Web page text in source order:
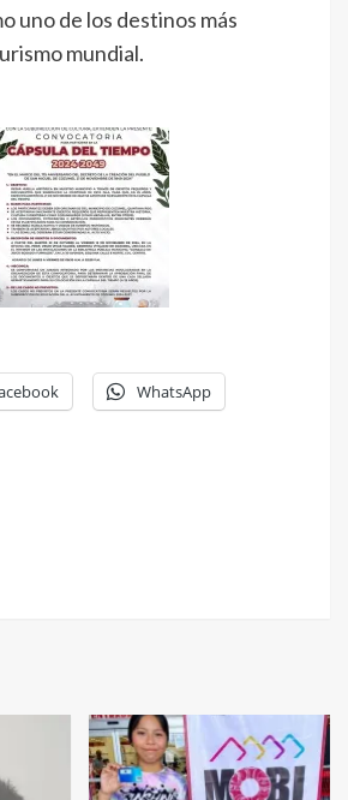
uno de los destinos más
mundial.
WhatsApp